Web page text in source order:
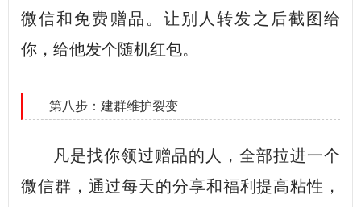
微信和免费赠品。让别人转发之后截图给
你，给他发个随机红包。
第八步：建群维护裂变
凡是找你领过赠品的人，全部拉进一个
微信群，通过每天的分享和福利提高粘性，